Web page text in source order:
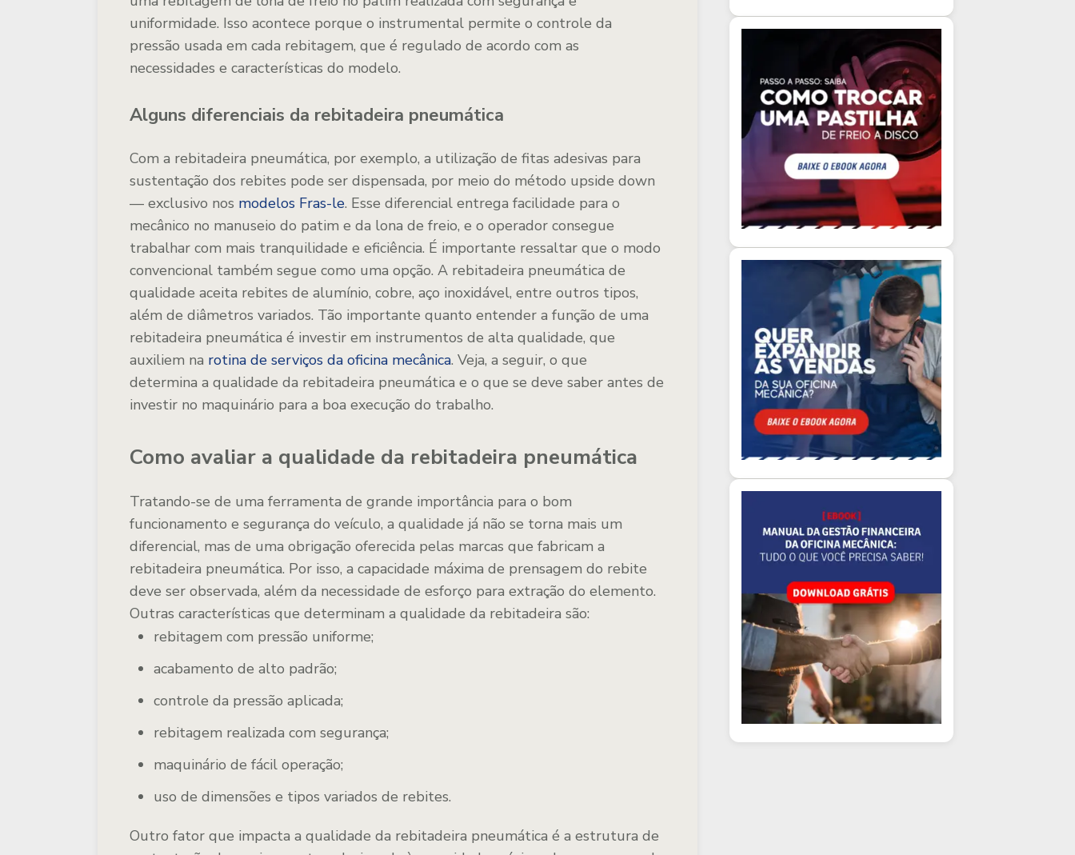
uniformidade. Isso acontece porque o instrumental permite o controle da
pressão usada em cada rebitagem, que é regulado de acordo com as
necessidades e características do modelo.
Alguns diferenciais da rebitadeira pneumática
Com a rebitadeira pneumática, por exemplo, a utilização de fitas adesivas para
sustentação dos rebites pode ser dispensada, por meio do método upside down
— exclusivo nos modelos Fras-le. Esse diferencial entrega facilidade para o
mecânico no manuseio do patim e da lona de freio, e o operador consegue
trabalhar com mais tranquilidade e eficiência. É importante ressaltar que o modo
convencional também segue como uma opção. A rebitadeira pneumática de
qualidade aceita rebites de alumínio, cobre, aço inoxidável, entre outros tipos,
além de diâmetros variados. Tão importante quanto entender a função de uma
rebitadeira pneumática é investir em instrumentos de alta qualidade, que
auxiliem na rotina de serviços da oficina mecânica. Veja, a seguir, o que
determina a qualidade da rebitadeira pneumática e o que se deve saber antes de
investir no maquinário para a boa execução do trabalho.
Como avaliar a qualidade da rebitadeira pneumática
Tratando-se de uma ferramenta de grande importância para o bom
funcionamento e segurança do veículo, a qualidade já não se torna mais um
diferencial, mas de uma obrigação oferecida pelas marcas que fabricam a
rebitadeira pneumática. Por isso, a capacidade máxima de prensagem do rebite
deve ser observada, além da necessidade de esforço para extração do elemento.
Outras características que determinam a qualidade da rebitadeira são:
rebitagem com pressão uniforme;
acabamento de alto padrão;
controle da pressão aplicada;
rebitagem realizada com segurança;
maquinário de fácil operação;
uso de dimensões e tipos variados de rebites.
Outro fator que impacta a qualidade da rebitadeira pneumática é a estrutura de